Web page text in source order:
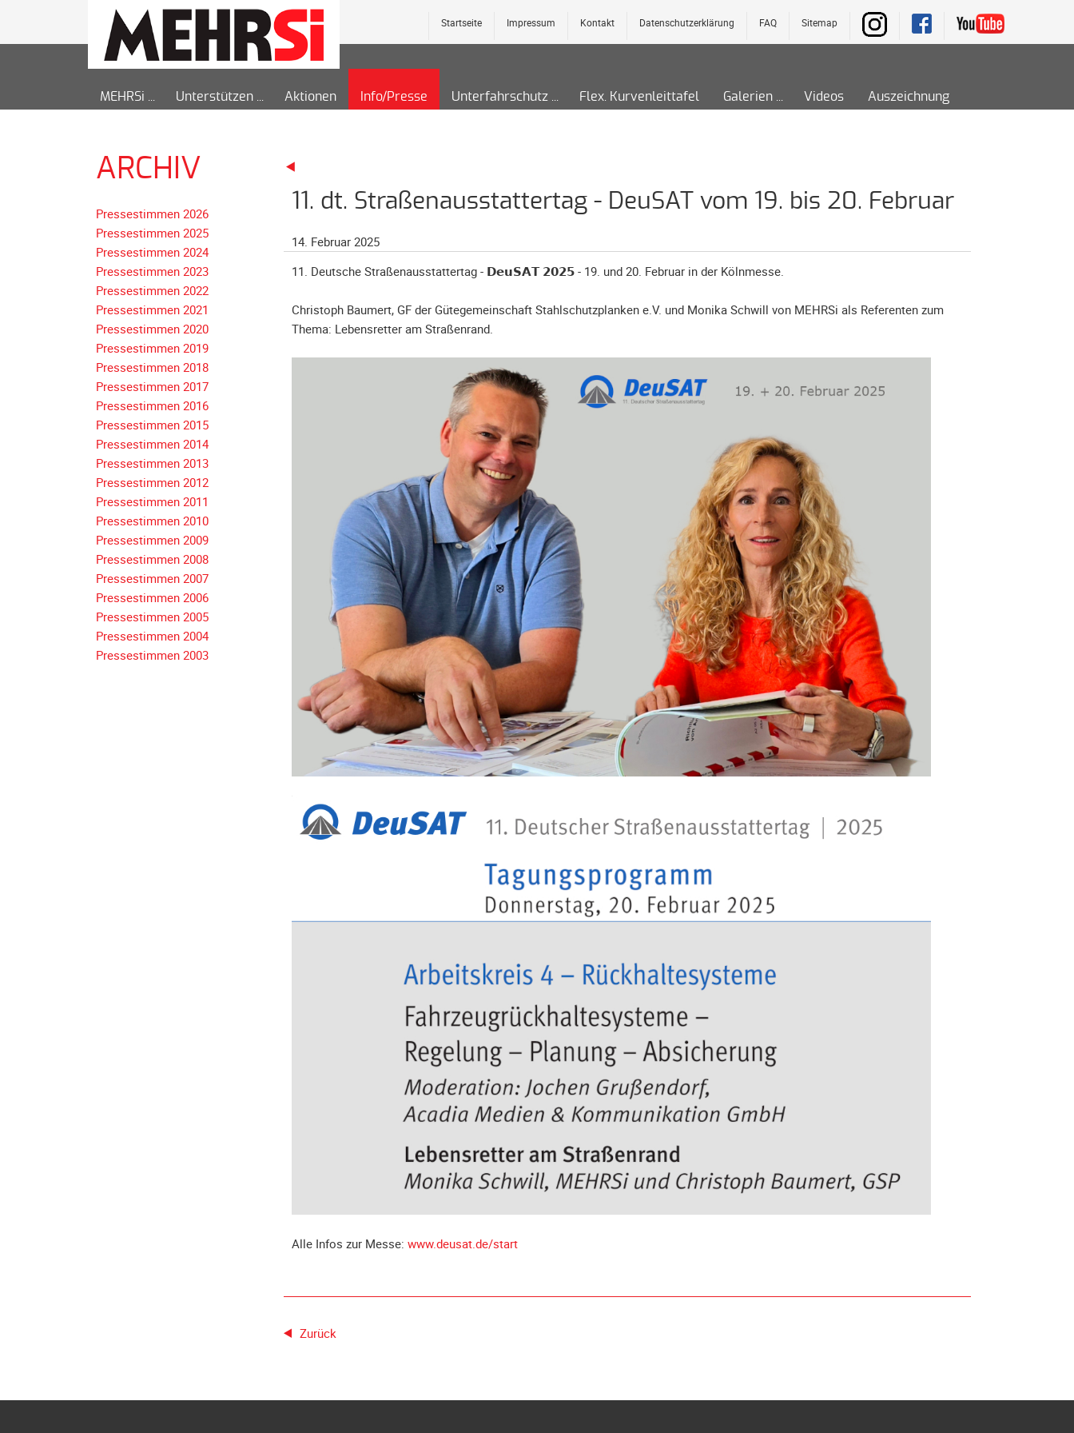
Sitemap
FAQ
Datenschutzerklärung
Kontakt
Impressum
Startseite
MEHRSi Unterstützen Aktionen Info/Presse Unterfahrschutz Flex. Kurvenleittafel Galerien Videos Auszeichnung
11. dt. Straßenausstattertag - DeuSAT vom 19. bis 20. Februar
14. Februar 2025
11. Deutsche Straßenausstattertag - 𝗗𝗲𝘂𝗦𝗔𝗧 𝟮𝟬𝟮𝟱 - 19. und 20. Februar in der Kölnmesse.
Christoph Baumert, GF der Gütegemeinschaft Stahlschutzplanken e.V. und Monika Schwill von MEHRSi als Referenten zum
Thema: Lebensretter am Straßenrand.
Alle Infos zur Messe: www.deusat.de/start
Zurück
ARCHIV
Pressestimmen 2026
Pressestimmen 2025
Pressestimmen 2024
Pressestimmen 2023
Pressestimmen 2022
Pressestimmen 2021
Pressestimmen 2020
Pressestimmen 2019
Pressestimmen 2018
Navigation
überspringen
Pressestimmen 2017
Pressestimmen 2016
Pressestimmen 2015
Pressestimmen 2014
Pressestimmen 2013
Pressestimmen 2012
Pressestimmen 2011
Pressestimmen 2010
Pressestimmen 2009
Pressestimmen 2008
Pressestimmen 2007
Pressestimmen 2006
Pressestimmen 2005
Pressestimmen 2004
Pressestimmen 2003